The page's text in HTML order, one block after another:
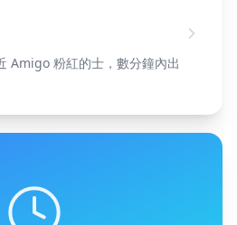
Amigo 粉紅的士，數分鐘內出